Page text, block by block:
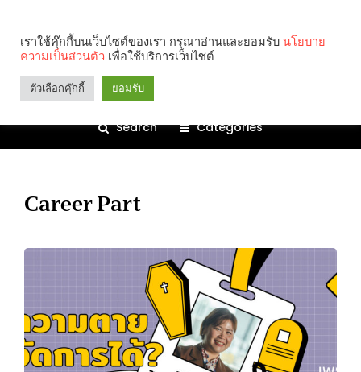
Search Categories
Career Part
เราใช้คุ๊กกี้บนเว็บไซต์ของเรา กรุณาอ่านและยอมรับ นโยบาย
ความเป็นส่วนตัว เพื่อใช้บริการเว็บไซต์
ตัวเลือกคุ๊กกี้ ยอมรับ